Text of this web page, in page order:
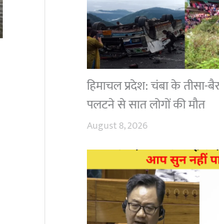
हिमाचल प्रदेश: चंबा के तीसा-
पलटने से सात लोगों की मौत
August 8, 2026